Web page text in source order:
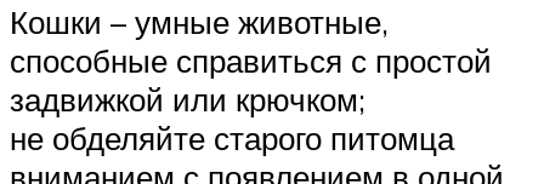
Кошки – умные животные,
способные справиться с простой
задвижкой или крючком;
не обделяйте старого питомца
вниманием с появлением в одной